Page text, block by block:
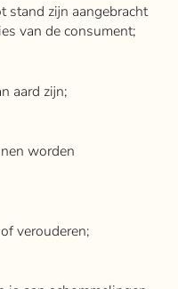
stand zijn aangebracht
van de consument;
aard zijn;
worden
verouderen;